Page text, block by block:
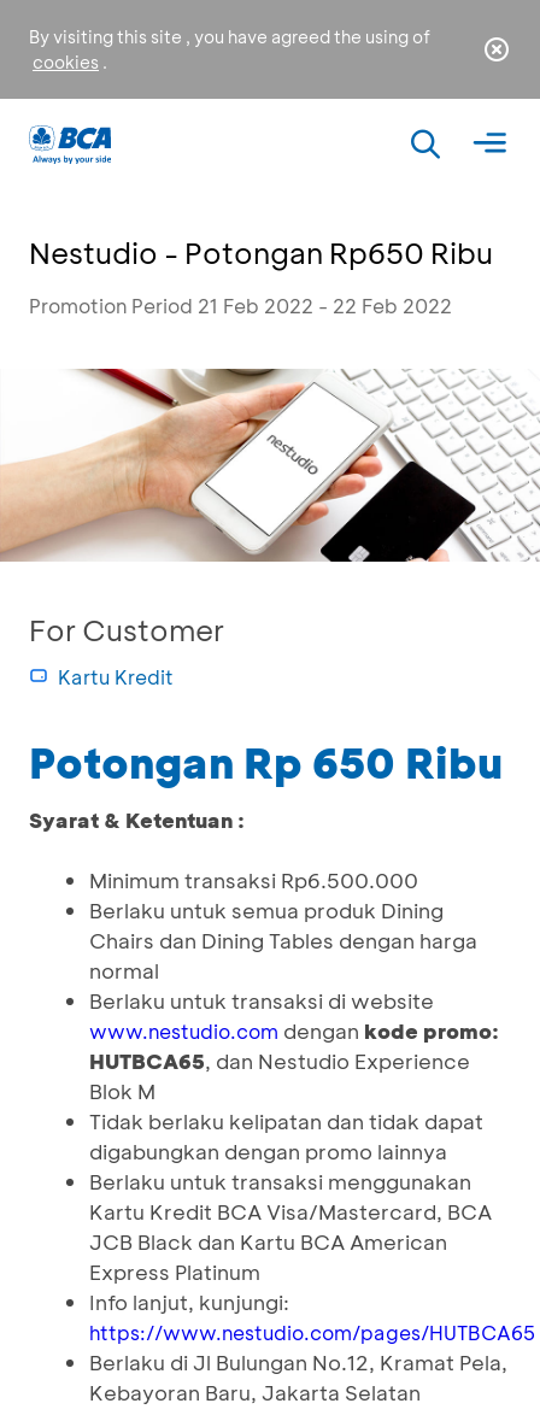
By visiting this site , you have agreed the using of
cookies .
Nestudio - Potongan Rp650 Ribu
Promotion Period 21 Feb 2022 - 22 Feb 2022
For Customer
Kartu Kredit
Potongan Rp 650 Ribu
Syarat & Ketentuan :
Minimum transaksi Rp6.500.000
Berlaku untuk semua produk Dining
Chairs dan Dining Tables dengan harga
normal
Berlaku untuk transaksi di website
www.nestudio.com dengan kode promo:
HUTBCA65, dan Nestudio Experience
Blok M
Tidak berlaku kelipatan dan tidak dapat
digabungkan dengan promo lainnya
Berlaku untuk transaksi menggunakan
Kartu Kredit BCA Visa/Mastercard, BCA
JCB Black dan Kartu BCA American
Express Platinum
Info lanjut, kunjungi:
https://www.nestudio.com/pages/HUTBCA65
Berlaku di Jl Bulungan No.12, Kramat Pela,
Kebayoran Baru, Jakarta Selatan